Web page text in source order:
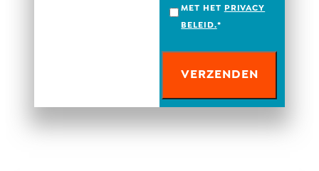
MET HET
PRIVACY
BELEID.*